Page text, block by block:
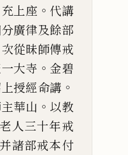
充上座 。 代講
分廣律及餘部
次從昧師傳戒
大寺 。 金碧
授經命講 。
華山 。 以教
老人三十年戒
諸部戒本付